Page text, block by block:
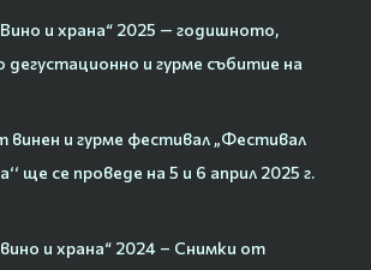
и храна“ 2025 — годишното,
дегустационно и гурме събитие на
винен и гурме фестивал „Фестивал
ще се проведе на 5 и 6 април 2025 г.
и храна“ 2024 – Снимки от